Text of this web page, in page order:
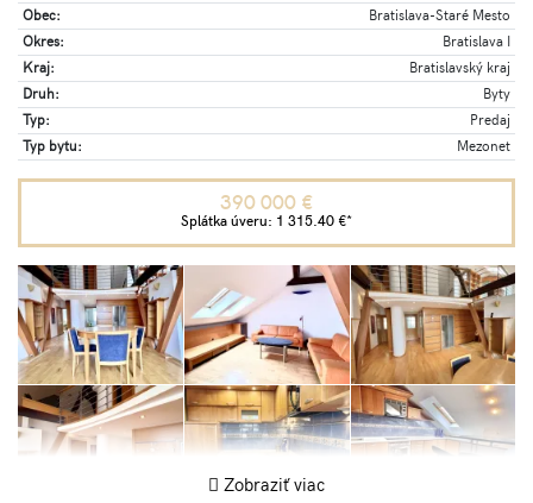
Obec:
Bratislava-Staré Mesto
Okres:
Bratislava I
Kraj:
Bratislavský kraj
Druh:
Byty
Typ:
Predaj
Typ bytu:
Mezonet
390 000 €
Splátka úveru: 1 315.40 €*
Zobraziť viac